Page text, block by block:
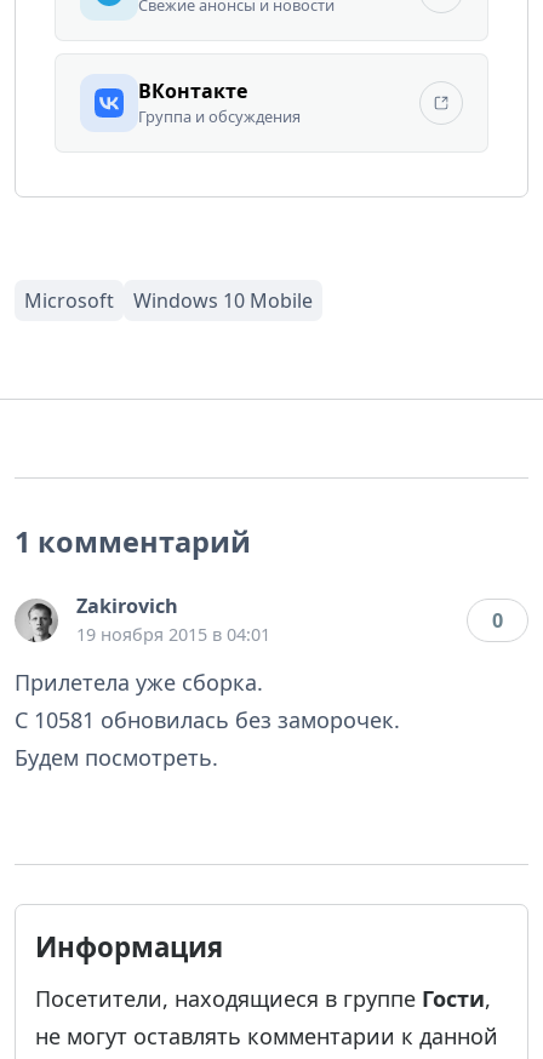
Свежие анонсы и новости
ВКонтакте
Группа и обсуждения
1 комментарий
Zakirovich
19 ноября 2015 в 04:01
0
Прилетела уже сборка.
С 10581 обновилась без заморочек.
Будем посмотреть.
Информация
Посетители, находящиеся в группе Гости,
не могут оставлять комментарии к данной